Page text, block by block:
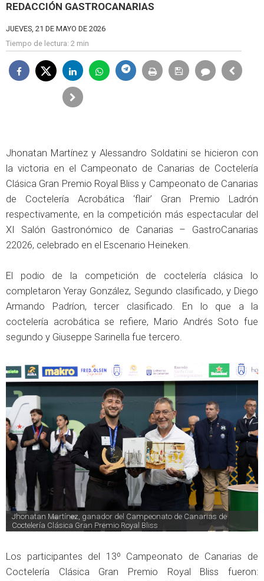
REDACCIÓN GASTROCANARIAS
JUEVES, 21 DE MAYO DE 2026
Tiempo de lectura: 2 min
Jhonatan Martínez y Alessandro Soldatini se hicieron con
la victoria en el Campeonato de Canarias de Coctelería
Clásica Gran Premio Royal Bliss y Campeonato de Canarias
de Coctelería Acrobática ‘flair’ Gran Premio Ladrón
respectivamente, en la competición más espectacular del
XI Salón Gastronómico de Canarias – GastroCanarias
22026, celebrado en el Escenario Heineken.
El podio de la competición de coctelería clásica lo
completaron Yeray González, Segundo clasificado, y Diego
Armando Padríon, tercer clasificado. En lo que a la
coctelería acrobática se refiere, Mario Andrés Soto fue
segundo y Giuseppe Sarinella fue tercero.
Jhonatan Martínez, ganador del Campeonato de Canarias de
Coctelería Clásica Gran Premio Royal Bliss
Los participantes del 13º Campeonato de Canarias de
Coctelería Clásica Gran Premio Royal Bliss fueron: